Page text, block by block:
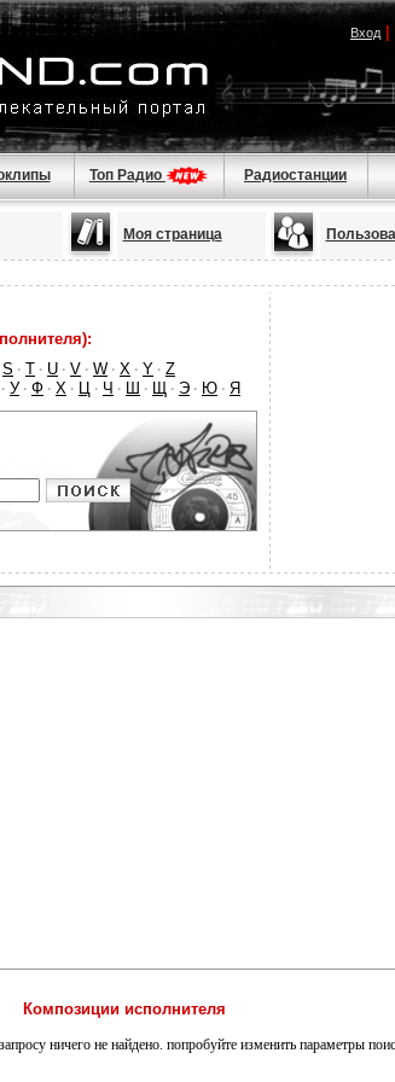
Вход|
Топ Радио Радиостанции
Моя страница
S · T · U · V · W · X · Y · Z
· У · Ф · Х · Ц · Ч · Ш · Щ · Э · Ю · Я
Композиции исполнителя
ничего не найдено. попробуйте изменить параметры